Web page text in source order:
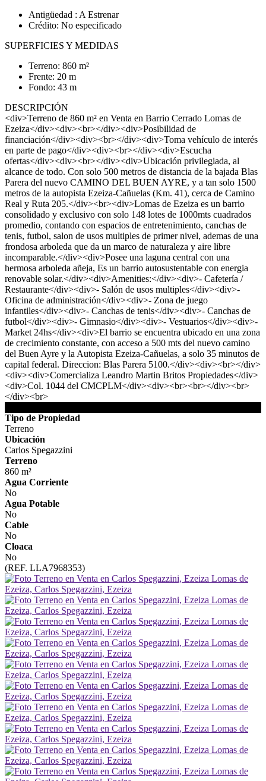
Antigüedad : A Estrenar
Crédito: No especificado
SUPERFICIES Y MEDIDAS
Terreno: 860 m²
Frente: 20 m
Fondo: 43 m
DESCRIPCIÓN
<div>Terreno de 860 m² en Venta en Barrio Cerrado Lomas de
Ezeiza</div><div><br></div><div>Posibilidad de
financiación</div><div><br></div><div>Toma vehículo de interés
en parte de pago</div><div><br></div><div>Escucha
ofertas</div><div><br></div><div>Ubicación privilegiada, al
alcance de todo. Con solo 500 metros de distancia de la bajada Blas
Parera del nuevo CAMINO DEL BUEN AYRE, y a tan solo 1500
metros de la autopista Ezeiza-Cañuelas (Km. 41), cerca de Camino
Real y Ruta 205.</div><br><div>Lomas de Ezeiza es un barrio
consolidado y exclusivo con solo 148 lotes de 1000mts cuadrados
promedio, contando con espacios de entretenimiento, canchas de
tenis, futbol, salon de usos multiples de primer nivel, ademas de una
frondosa arboleda que da un marco de naturaleza y aire libre
incomparable.</div><div>Posee una laguna central con una
hermosa arboleda añeja, Es un barrio autosustentable con energia
renovable solar.</div><div>Amenities:</div><div>- Cafetería /
Restaurante</div><div>- Salón de usos multiples</div><div>-
Oficina de administración</div><div>- Zona de juego
infantiles</div><div>- Canchas de tenis</div><div>- Canchas de
futbol</div><div>- Gimnasio</div><div>- Vestuarios</div><div>-
Market 24hs</div><div>El barrio se encuentra ubicado en una zona
de crecimiento constante, con acceso a 500 mts del nuevo camino
del Buen Ayre y la Autopista Ezeiza-Cañuelas, a solo 35 minutos de
capital federal. Direccion: Blas Parera 5100.</div><div><br></div>
<div><div>Comercializa Leandro Martin Britos Propiedades</div>
<div>Col. 1044 del CMCPLM</div><div><br><br></div><br>
</div><br>
Tipo de Propiedad
Terreno
Ubicación
Carlos Spegazzini
Terreno
860 m²
Agua Corriente
No
Agua Potable
No
Cable
No
Cloaca
No
(REF. LLA7968353)